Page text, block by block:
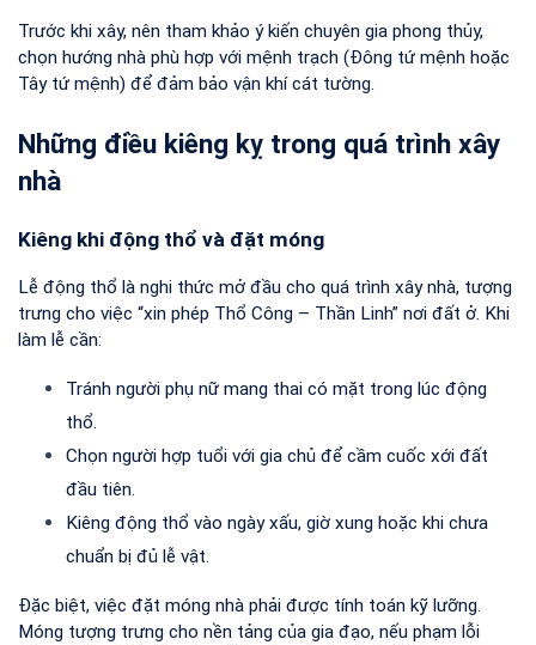
Trước khi xây, nên tham khảo ý kiến chuyên gia phong thủy,
chọn hướng nhà phù hợp với mệnh trạch (Đông tứ mệnh hoặc
Tây tứ mệnh) để đảm bảo vận khí cát tường.
Những điều kiêng kỵ trong quá trình xây
nhà
Kiêng khi động thổ và đặt móng
Lễ động thổ là nghi thức mở đầu cho quá trình xây nhà, tượng
trưng cho việc “xin phép Thổ Công – Thần Linh” nơi đất ở. Khi
làm lễ cần:
Tránh người phụ nữ mang thai có mặt trong lúc động
thổ.
Chọn người hợp tuổi với gia chủ để cầm cuốc xới đất
đầu tiên.
Kiêng động thổ vào ngày xấu, giờ xung hoặc khi chưa
chuẩn bị đủ lễ vật.
Đặc biệt, việc đặt móng nhà phải được tính toán kỹ lưỡng.
Móng tượng trưng cho nền tảng của gia đạo, nếu phạm lỗi